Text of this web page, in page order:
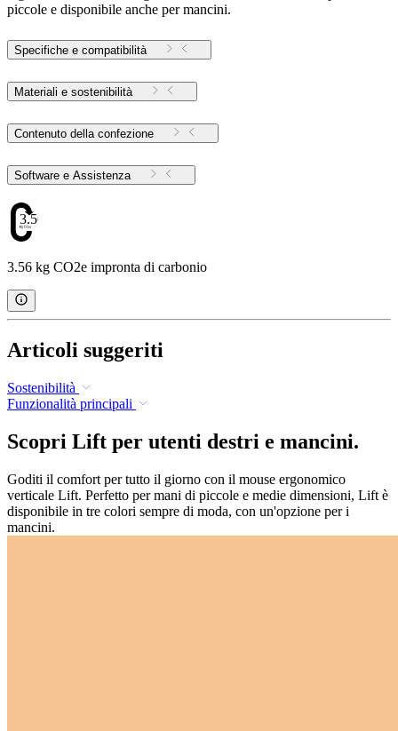
piccole e disponibile anche per mancini.
Specifiche e compatibilità
Materiali e sostenibilità
Contenuto della confezione
Software e Assistenza
3.56
3.56 kg CO2e impronta di carbonio
Articoli suggeriti
Sostenibilità
Funzionalità principali
Scopri Lift per utenti destri e mancini.
Goditi il comfort per tutto il giorno con il mouse ergonomico
verticale Lift. Perfetto per mani di piccole e medie dimensioni, Lift è
disponibile in tre colori sempre di moda, con un'opzione per i
mancini.